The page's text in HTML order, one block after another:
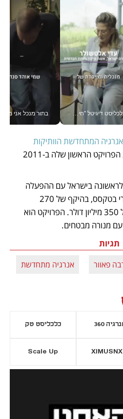
כלכליסט דיגיטל "חינוך הוא המשימה של החיים שלי"_v
מנורה מבטחים.
תגיות
פאוור אנרגיה מתחדשת
360 כלכליסט טק
Scale Up
נפתח בכרטיסייה חדשה